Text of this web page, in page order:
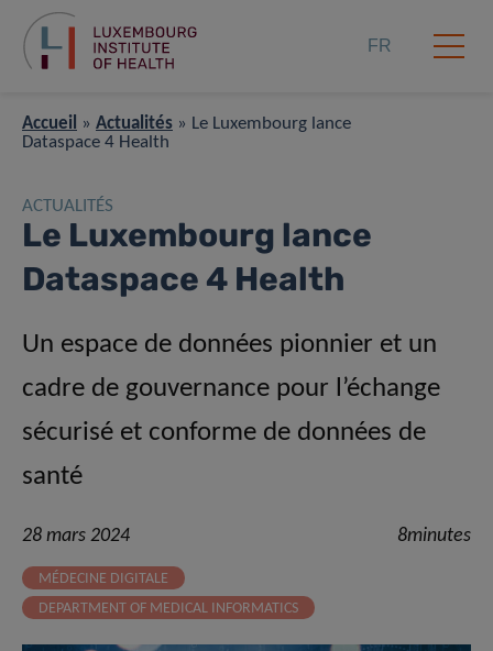
FR
Accueil » Actualités » Le Luxembourg lance
Dataspace 4 Health
ACTUALITÉS
Le Luxembourg lance
Dataspace 4 Health
Un espace de données pionnier et un
cadre de gouvernance pour l’échange
sécurisé et conforme de données de
santé
28 mars 2024 8minutes
MÉDECINE DIGITALE
DEPARTMENT OF MEDICAL INFORMATICS